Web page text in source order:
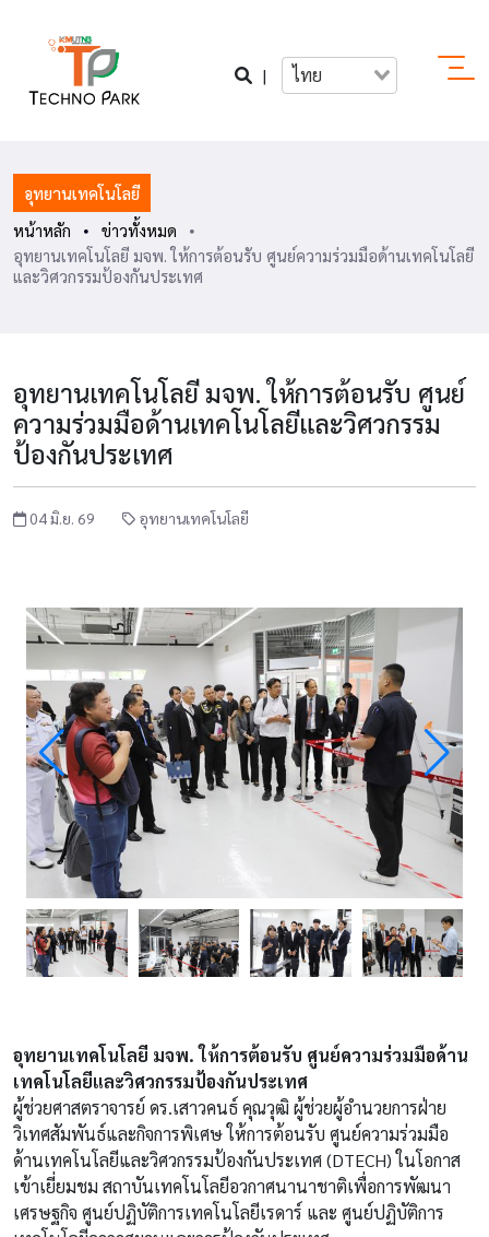
| ไทย
อุทยานเทคโนโลยี
หน้าหลัก
ข่าวทั้งหมด
อุทยานเทคโนโลยี มจพ. ให้การต้อนรับ ศูนย์ความร่วมมือด้านเทคโนโลยี
และวิศวกรรมป้องกันประเทศ
อุทยานเทคโนโลยี มจพ. ให้การต้อนรับ ศูนย์
ความร่วมมือด้านเทคโนโลยีและวิศวกรรม
ป้องกันประเทศ
04 มิ.ย. 69 อุทยานเทคโนโลยี
อุทยานเทคโนโลยี มจพ. ให้การต้อนรับ ศูนย์ความร่วมมือด้าน
เทคโนโลยีและวิศวกรรมป้องกันประเทศ
ผู้ช่วยศาสตราจารย์ ดร.เสาวคนธ์ คุณวุฒิ ผู้ช่วยผู้อำนวยการฝ่าย
วิเทศสัมพันธ์และกิจการพิเศษ ให้การต้อนรับ ศูนย์ความร่วมมือ
ด้านเทคโนโลยีและวิศวกรรมป้องกันประเทศ (DTECH) ในโอกาส
เข้าเยี่ยมชม สถาบันเทคโนโลยีอวกาศนานาชาติเพื่อการพัฒนา
เศรษฐกิจ ศูนย์ปฏิบัติการเทคโนโลยีเรดาร์ และ ศูนย์ปฏิบัติการ